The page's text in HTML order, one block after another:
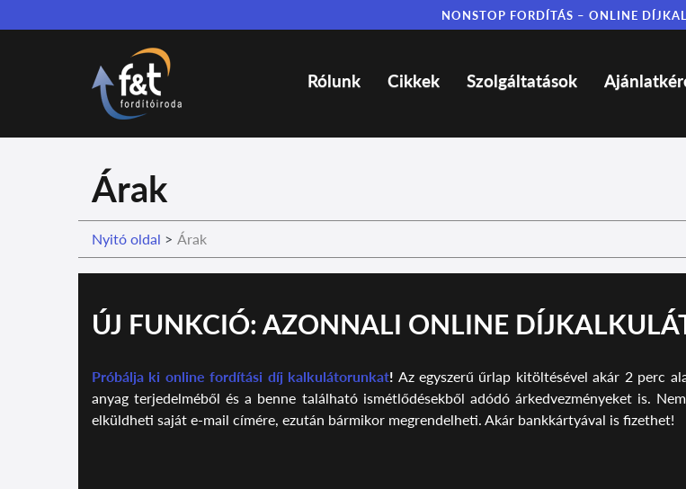
NONSTOP FORDÍTÁS – ONLINE
Rólunk Cikkek Szolgáltatások
Árak
Nyitó oldal > Árak
ÚJ FUNKCIÓ: AZONNALI ONLINE
Próbálja ki online fordítási díj kalkulátorunkat! Az egyszerű űrlap kitöltésével akár 2 perc
anyag terjedelméből és a benne található ismétlődésekből adódó árkedvezményeket is.
elküldheti saját e-mail címére, ezután bármikor megrendelheti. Akár bankkártyával is fizethet!